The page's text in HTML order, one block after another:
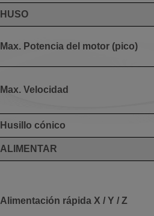
HUSO
Max. Potencia del motor (pico)
Max. Velocidad
Husillo cónico
ALIMENTAR
Alimentación rápida X / Y / Z